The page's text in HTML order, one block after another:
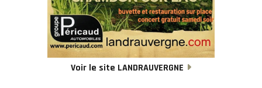
Voir le site LANDRAUVERGNE